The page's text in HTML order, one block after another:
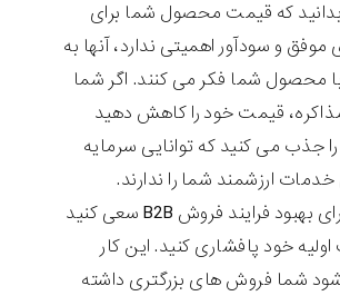
که قیمت محصول شما برای
و سودآور اهمیتی ندارد، آنها به
محصول شما فکر می کنند. اگر شما
قیمت خود را کاهش دهید
جذب می کنید که توانایی سرمایه
ارزشمند شما را ندارند.
در نتیجه برای بهبود فرایند فروش B2B سعی کنید
خود پافشاری کنید. این کار
شما فروش های بزرگتری داشته